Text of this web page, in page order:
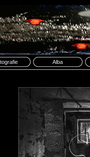
Alba